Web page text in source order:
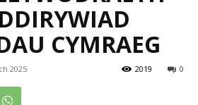
CYMRAEG
2025 0
2019